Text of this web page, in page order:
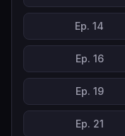
Ep. 14
Ep. 16
Ep. 19
Ep. 21